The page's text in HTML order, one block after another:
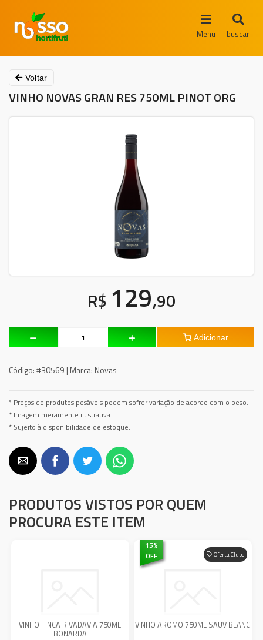
Menu buscar
Voltar
VINHO NOVAS GRAN RES 750ML PINOT ORG
R$ 129,90
Adicionar
Código:#30569 | Marca: Novas
* Preços de produtos pesáveis podem sofrer variação de acordo com o peso.
* Imagem meramente ilustrativa.
* Sujeito à disponibilidade de estoque.
PRODUTOS VISTOS POR QUEM
PROCURA ESTE ITEM
VINHO FINCA RIVADAVIA 750ML
BONARDA
Oferta Clube
15%
OFF
VINHO AROMO 750ML SAUV BLANC